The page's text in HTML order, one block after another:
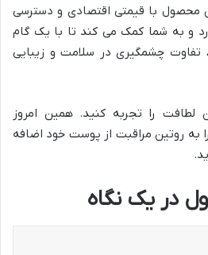
با قیمتی اقتصادی و دسترسی
و به شما کمک می کند تا با یک گام
تفاوت چشمگیری در سلامت و زیبایی
را تجربه کنید. همین امروز
به روتین مراقبت از پوست خود اضافه
در یک نگاه